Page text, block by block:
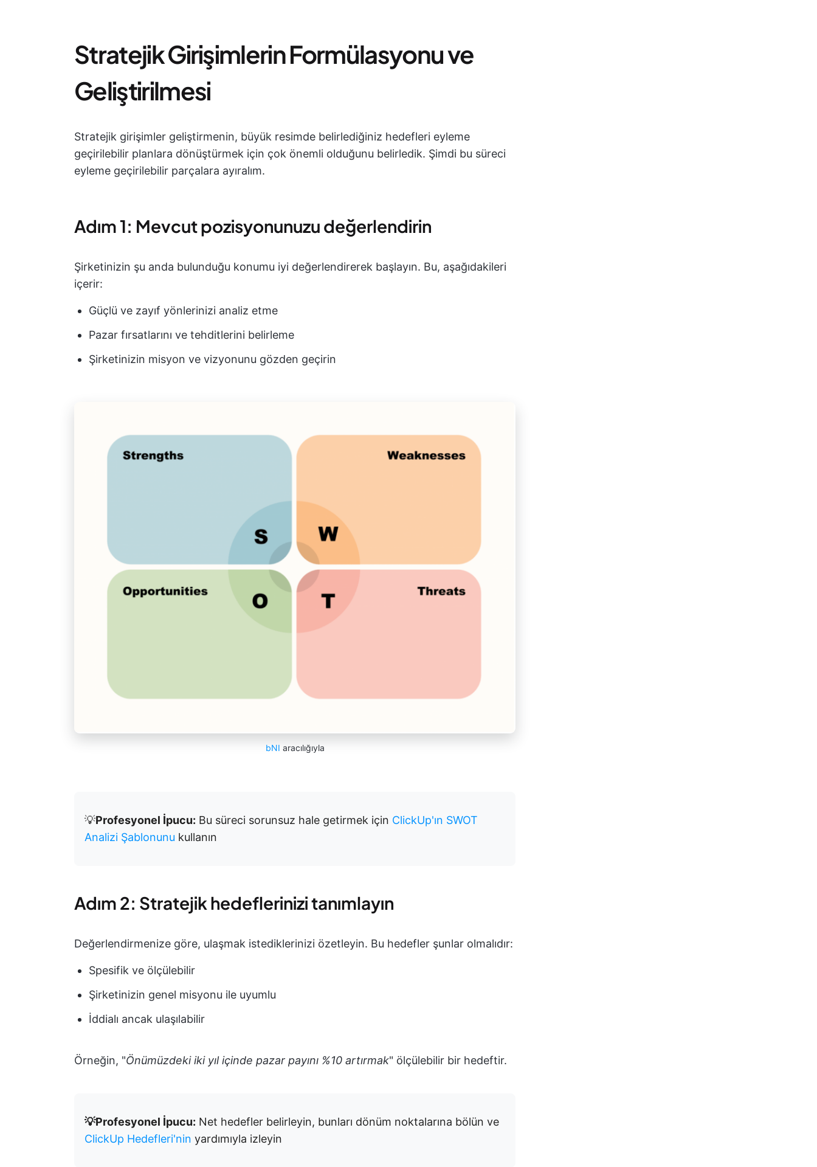
Stratejik Girişimlerin Formülasyonu ve
Geliştirilmesi
Stratejik girişimler geliştirmenin, büyük resimde belirlediğiniz hedefleri eyleme
geçirilebilir planlara dönüştürmek için çok önemli olduğunu belirledik. Şimdi bu süreci
eyleme geçirilebilir parçalara ayıralım.
Adım 1: Mevcut pozisyonunuzu değerlendirin
Şirketinizin şu anda bulunduğu konumu iyi değerlendirerek başlayın. Bu, aşağıdakileri
içerir:
Güçlü ve zayıf yönlerinizi analiz etme
Pazar fırsatlarını ve tehditlerini belirleme
Şirketinizin misyon ve vizyonunu gözden geçirin
bNI aracılığıyla
💡Profesyonel İpucu: Bu süreci sorunsuz hale getirmek için ClickUp'ın SWOT
Analizi Şablonunu kullanın
Adım 2: Stratejik hedeflerinizi tanımlayın
Değerlendirmenize göre, ulaşmak istediklerinizi özetleyin. Bu hedefler şunlar olmalıdır:
Spesifik ve ölçülebilir
Şirketinizin genel misyonu ile uyumlu
İddialı ancak ulaşılabilir
Örneğin, "Önümüzdeki iki yıl içinde pazar payını %10 artırmak" ölçülebilir bir hedeftir.
💡Profesyonel İpucu: Net hedefler belirleyin, bunları dönüm noktalarına bölün ve
ClickUp Hedefleri'nin yardımıyla izleyin